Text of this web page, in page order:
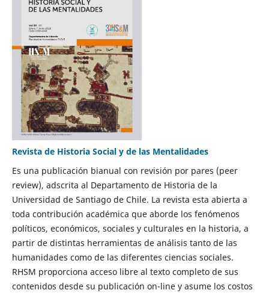
Revista de Historia Social y de las Mentalidades
Es una publicación bianual con revisión por pares (peer
review), adscrita al Departamento de Historia de la
Universidad de Santiago de Chile. La revista esta abierta a
toda contribución académica que aborde los fenómenos
políticos, económicos, sociales y culturales en la historia, a
partir de distintas herramientas de análisis tanto de las
humanidades como de las diferentes ciencias sociales.
RHSM proporciona acceso libre al texto completo de sus
contenidos desde su publicación on-line y asume los costos